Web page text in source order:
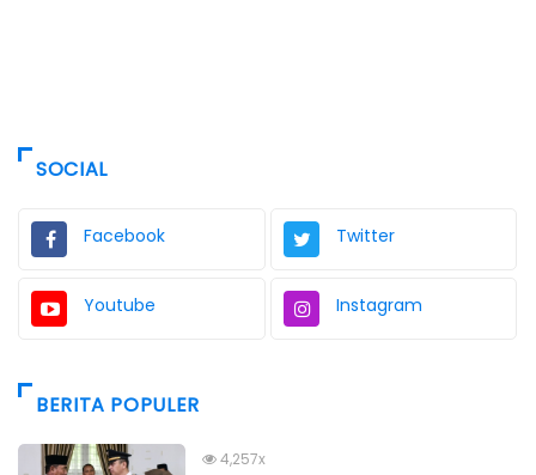
SOCIAL
Facebook Twitter
Youtube Instagram
BERITA POPULER
4,257x